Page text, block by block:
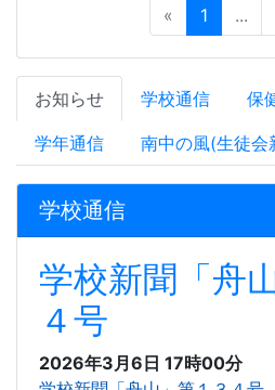
« 1 ...
お知らせ 学校通信 保
学年通信 南中の風(生徒会
学校通信
学校新聞「舟
４号
2026年3月6日 17時00分